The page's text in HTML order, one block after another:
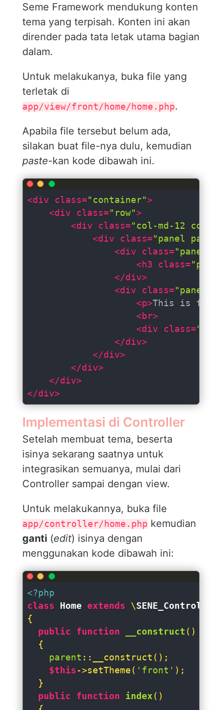
Seme Framework mendukung konten
tema yang terpisah. Konten ini akan
dirender pada tata letak utama bagian
dalam.
Untuk melakukanya, buka file yang
terletak di
app/view/front/home/home.php.
Apabila file tersebut belum ada,
silakan buat file-nya dulu, kemudian
paste-kan kode dibawah ini.
<div class= "container">
<div class= "row">
<div class= "col-md-12 col-
<div class= "panel
<div class= "panel-
< h3 class=
</div>
<div class= "panel-
<p>This is from
< br>
<div class=
</div>
</div>
</div>
</div>
</div>
Implementasi di Controller
Setelah membuat tema, beserta
isinya sekarang saatnya untuk
integrasikan semuanya, mulai dari
Controller sampai dengan view.
Untuk melakukannya, buka file
app/controller/home.php kemudian
ganti (edit) isinya dengan
menggunakan kode dibawah ini:
<?php
class
Home extends \SENE_Controller
{
public
function __construct ( )
{
parent ::__construct();
$this ->setTheme( 'front' );
  }
public
function index ( )